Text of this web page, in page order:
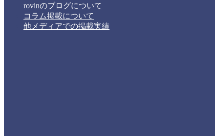
rovinのブログについて
コラム掲載について
他メディアでの掲載実績